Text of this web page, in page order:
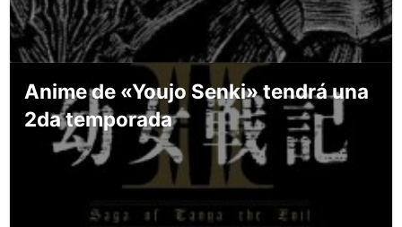
Anime de «Youjo Senki» tendrá una
2da temporada